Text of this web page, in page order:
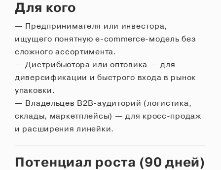
Для кого
— Предпринимателя или инвестора,
ищущего понятную e-commerce-модель без
сложного ассортимента.
— Дистрибьютора или оптовика — для
диверсификации и быстрого входа в рынок
упаковки.
— Владельцев B2B-аудиторий (логистика,
склады, маркетплейсы) — для кросс-продаж
и расширения линейки.
Потенциал роста (90 дней)
ОСТАВЬТЕ ЗАЯВКУ
Бесплатная консультация по
вопросам покупки/продажи бизнеса
ОСТАВИТЬ ОТЗЫВ
Бесплатная консультация по вопросам
покупки/продажи бизнеса